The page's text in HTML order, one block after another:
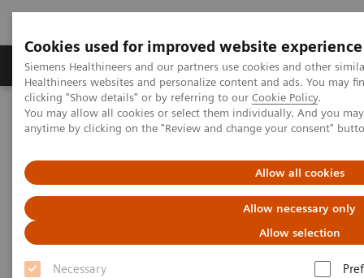
Cookies used for improved website experience
Siemens Healthineers and our partners use cookies and other
Healthineers websites and personalize content and ads. You may
clicking "Show details" or by referring to our Cookie Policy.
You may allow all cookies or select them individually. And you
anytime by clicking on the "Review and change your consent"
Allow all cookies
Allow necessary only
Allow selection
Necessary
Producten & Services Over ons
Home
Nieuws
Laboratoriumdiagnostiek in tijden van Covid-19: De veerkracht van
Laboratoriumdiagnostiek in
tijden van Covid-19: De
veerkracht van onze